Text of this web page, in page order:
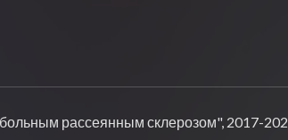
рассеянным склерозом", 2017-